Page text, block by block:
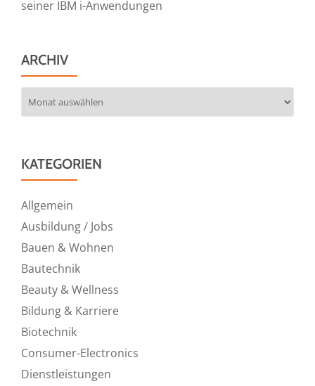
seiner IBM i-Anwendungen
ARCHIV
KATEGORIEN
Allgemein
Ausbildung / Jobs
Bauen & Wohnen
Bautechnik
Beauty & Wellness
Bildung & Karriere
Biotechnik
Consumer-Electronics
Dienstleistungen